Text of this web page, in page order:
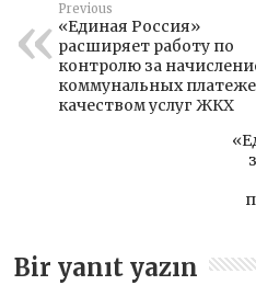
Previous
«Единая Россия»
расширяет работу по
контролю за
коммунальных
качеством услуг ЖКХ
Bir yanıt yazın